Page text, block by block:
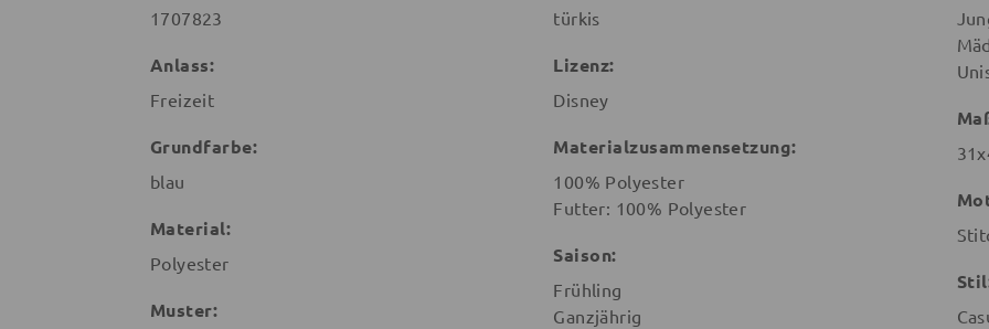
1707823
Anlass:
Freizeit
Grundfarbe:
blau
Material:
Polyester
Muster:
türkis
Lizenz:
Disney
Materialzusammensetzung:
100% Polyester
Futter: 100% Polyester
Saison:
Frühling
Ganzjährig